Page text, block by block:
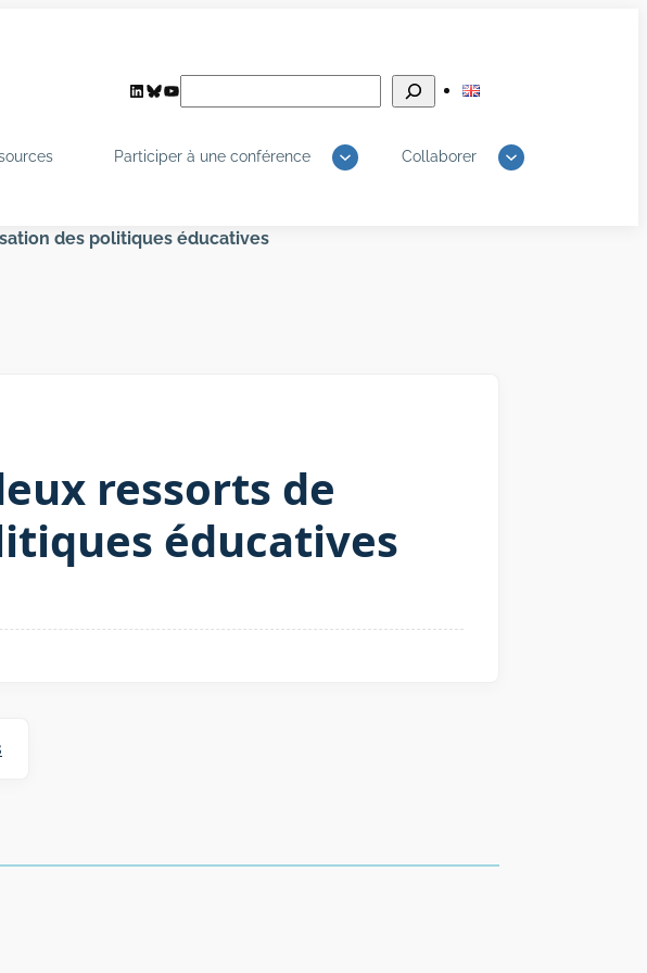
LinkedIn
Bluesky
YouTube
Participer à une conférence Collaborer
des politiques éducatives
ressorts de
éducatives